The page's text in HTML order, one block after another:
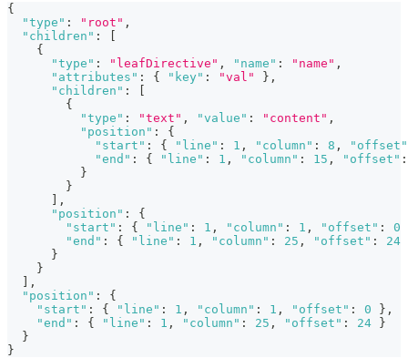
{
"type" : "root" ,
"children" :
[
{
"type" : "leafDirective" , "name" : "name" ,
"attributes" : { "key" : "val" } ,
"children" :
[
{
"type" : "text" , "value" : "content" ,
"position" :
{
"start" : { "line" : 1 , "column" : 8 ,
"offset"
"end" : { "line" : 1 , "column" : 15 , "offset" :
}
}
] ,
"position" :
{
"start" : { "line" : 1 , "column" : 1 , "offset" :
0
"end" : { "line" : 1 , "column" : 25 , "offset" :
24
}
}
] ,
"position" :
{
"start" : { "line" : 1 , "column" : 1 , "offset" : 0 } ,
"end" : { "line" : 1 , "column" : 25 , "offset" : 24 }
}
}